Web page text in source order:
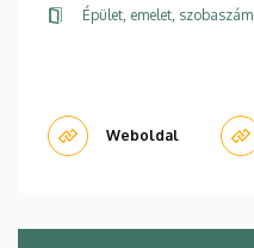
Épület, emelet, szobaszám
Weboldal